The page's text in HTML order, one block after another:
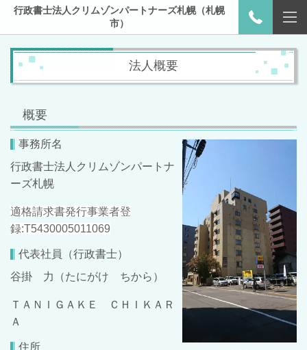
行政書士法人クリムゾンパートナーズ札幌（札幌
市）
法人概要
概要
事務所名
行政書士法人クリムゾンパートナ
ーズ札幌
適格請求書発行事業者登
録:T5430005011069
代表社員（行政書士）
谷掛 力（たにがけ ちから）
ＴＡＮＩＧＡＫＥ ＣＨＩＫＡＲ
Ａ
住所